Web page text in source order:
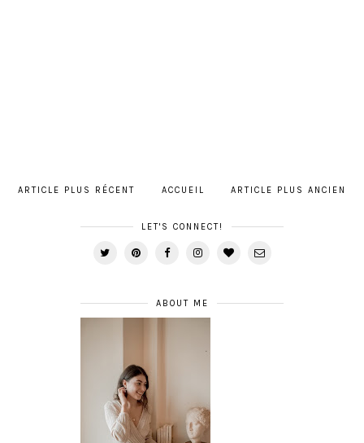
ARTICLE PLUS RÉCENT ARTICLE PLUS ANCIEN
ACCUEIL
LET'S CONNECT!
ABOUT ME